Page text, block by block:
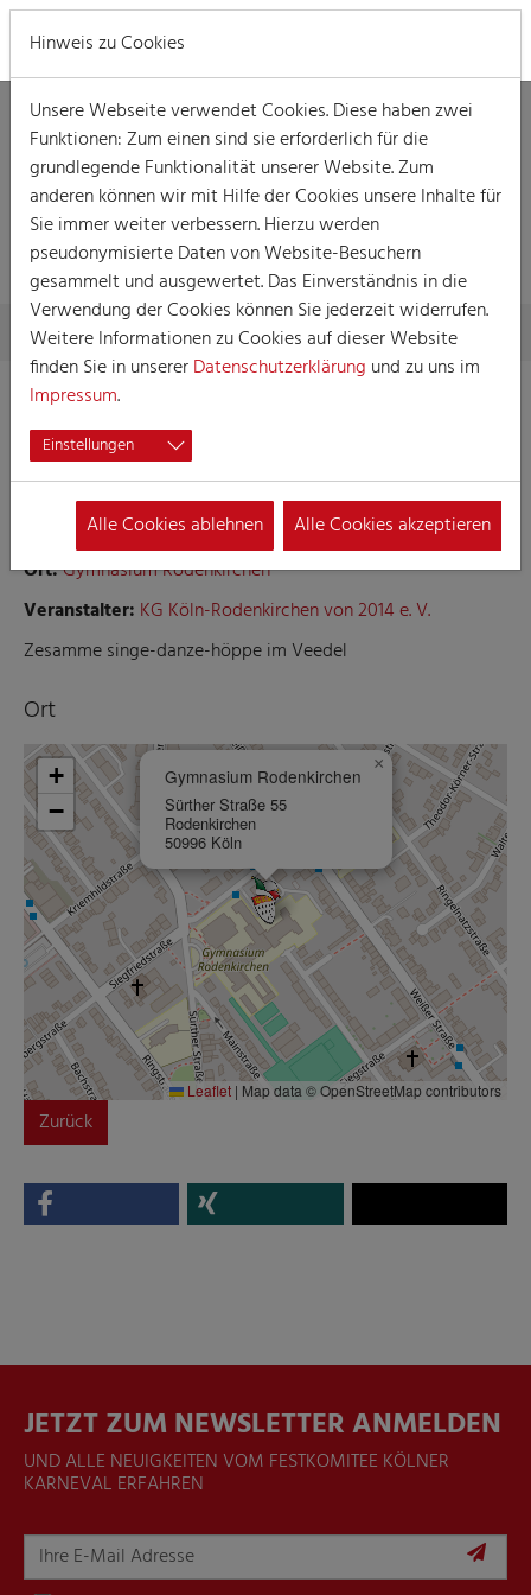
VERANSTALTUNG
Skip to main content
You are here:
Home Session Veranstaltungen Veranstaltung
JECKEDANZ
27.01.2024 16:00 Veranstaltungen, Party
Party der KG Köln-Rodenkirchen
Ort:Gymnasium Rodenkirchen
Veranstalter: KG Köln-Rodenkirchen von 2014 e. V.
Zesamme singe-danze-höppe im Veedel
Ort
Gymnasium Rodenkirchen
Sürther Straße 55
Rodenkirchen
50996 Köln
×
+
−
Leaflet | Map data © OpenStreetMap contributors
Zurück
JETZT ZUM NEWSLETTER ANMELDEN
UND ALLE NEUIGKEITEN VOM FESTKOMITEE KÖLNER
KARNEVAL ERFAHREN
Hinweis zu Cookies
Unsere Webseite verwendet Cookies. Diese haben zwei
Funktionen: Zum einen sind sie erforderlich für die
grundlegende Funktionalität unserer Website. Zum
anderen können wir mit Hilfe der Cookies unsere Inhalte für
Sie immer weiter verbessern. Hierzu werden
pseudonymisierte Daten von Website-Besuchern
gesammelt und ausgewertet. Das Einverständnis in die
Verwendung der Cookies können Sie jederzeit widerrufen.
Weitere Informationen zu Cookies auf dieser Website
finden Sie in unsererDatenschutzerklärung und zu uns im
Impressum.
Einstellungen
Alle Cookies ablehnen Alle Cookies akzeptieren